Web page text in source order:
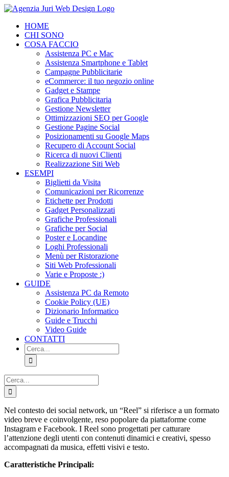
Salta
contenutoHOME
CHI SONO
COSA FACCIO
Assistenza PC e Mac
Assistenza Smartphone e Tablet
Campagne Pubblicitarie
eCommerce: il tuo negozio online
Gadget e Stampe
Grafica Pubblicitaria
Gestione Newsletter
Ottimizzazioni SEO per Google
Gestione Pagine Social
Posizionamenti su Google Maps
Recupero di Account Social
Ricerca di nuovi Clienti
Realizzazione Siti Web
ESEMPI
Biglietti da Visita
Comunicazioni per Ricorrenze
Etichette per Prodotti
Gadget Personalizzati
Grafiche Professionali
Grafiche per Social
Poster e Locandine
Loghi Professionali
Menù per Ristorazione
Siti Web Professionali
Varie e Proposte :)
GUIDE
Assistenza PC da Remoto
Cookie Policy (UE)
Dizionario Informatico
Guide e Trucchi
Video Guide
CONTATTI
Cerca
per:
Cerca
per:
Nel contesto dei social network, un “Reel” si riferisce a un formato
video breve e coinvolgente, reso popolare da piattaforme come
Instagram e Facebook. I Reel sono progettati per catturare
l’attenzione degli utenti con contenuti dinamici e creativi, spesso
accompagnati da musica, effetti visivi e testo.
Caratteristiche Principali: